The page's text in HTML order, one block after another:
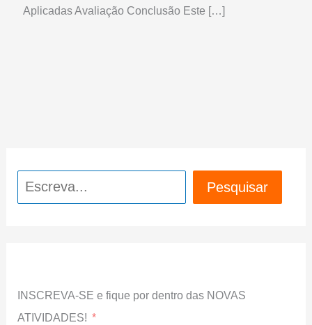
Aplicadas Avaliação Conclusão Este […]
Pesquisar Pesquisar
INSCREVA-SE e fique por dentro das NOVAS
ATIVIDADES!